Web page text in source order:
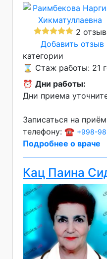
2
Добавить отзыв
категории
⌛ Стаж работы: 21
⏰ Дни работы:
Дни приема
Записаться на
телефону: ☎️ +998-
Подробнее о враче
Кац Паина